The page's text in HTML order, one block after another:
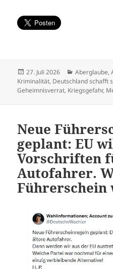
Veröffentlicht
am
27. Juli 2026 Kategorien
Aberglaube,
Kriminalität, Deutschland schafft
Geheimnisverrat, Kriegsgefahr,
Neue
geplant: EU
Vorschriften
Autofahrer.
Führerschein